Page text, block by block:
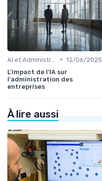
• 12/06/2025
L'impact de l'IA sur
l'administration des
entreprises
À lire aussi